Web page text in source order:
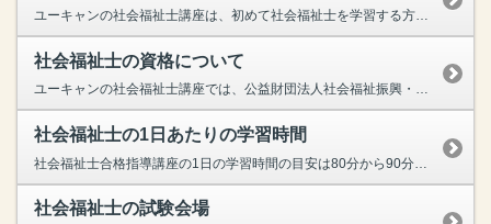
ユーキャンの社会福祉士講座は、初めて社会福祉士を学習する方でもスムーズに理解できるよう、わかりやすさを追求し、専門的な内容も一から丁寧に解説、どなたでも始めやすい講座になっております。 全科目...
社会福祉士の資格について
ユーキャンの社会福祉士講座では、公益財団法人社会福祉振興・試験センターが実施している、「社会福祉士国家試験」に対応した学習が可能でございます。社会福祉士とは、専門的な知識と相談技術を持つ、いわば...
社会福祉士の1日あたりの学習時間
社会福祉士の試験会場